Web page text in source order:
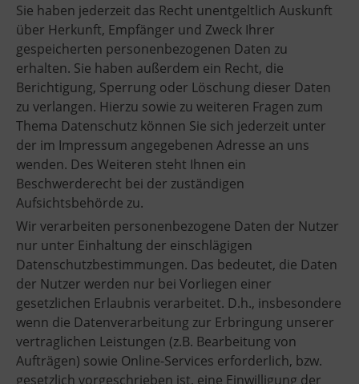
Sie haben jederzeit das Recht unentgeltlich Auskunft
über Herkunft, Empfänger und Zweck Ihrer
gespeicherten personenbezogenen Daten zu
erhalten. Sie haben außerdem ein Recht, die
Berichtigung, Sperrung oder Löschung dieser Daten
zu verlangen. Hierzu sowie zu weiteren Fragen zum
Thema Datenschutz können Sie sich jederzeit unter
der im Impressum angegebenen Adresse an uns
wenden. Des Weiteren steht Ihnen ein
Beschwerderecht bei der zuständigen
Aufsichtsbehörde zu.
Wir verarbeiten personenbezogene Daten der Nutzer
nur unter Einhaltung der einschlägigen
Datenschutzbestimmungen. Das bedeutet, die Daten
der Nutzer werden nur bei Vorliegen einer
gesetzlichen Erlaubnis verarbeitet. D.h., insbesondere
wenn die Datenverarbeitung zur Erbringung unserer
vertraglichen Leistungen (z.B. Bearbeitung von
Aufträgen) sowie Online-Services erforderlich, bzw.
gesetzlich vorgeschrieben ist, eine Einwilligung der